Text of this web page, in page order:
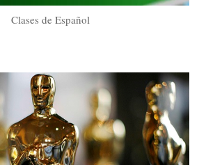
Clases de Español